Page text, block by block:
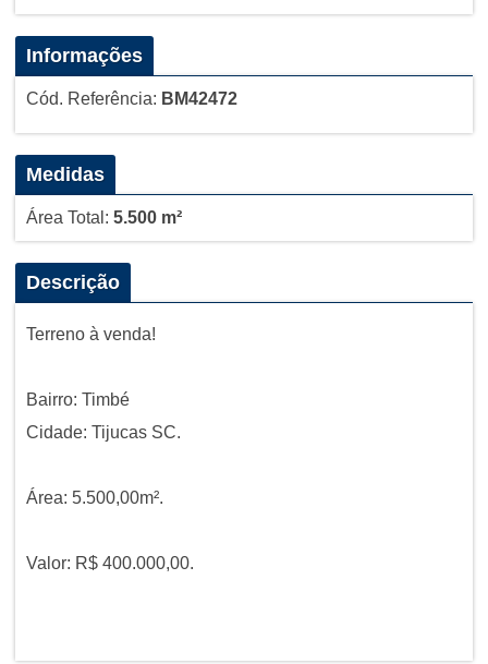
Informações
Cód. Referência: BM42472
Medidas
Área Total: 5.500 m²
Descrição
Terreno à venda!
Bairro: Timbé
Cidade: Tijucas SC.
Área: 5.500,00m².
Valor: R$ 400.000,00.